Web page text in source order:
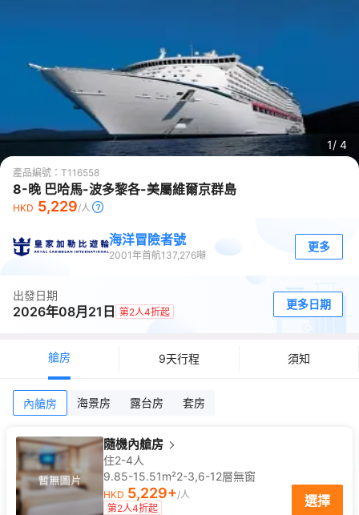
1/ 4
產品編號： T116558
8-晚 巴哈馬-波多黎各-美屬維爾京群島
HKD 5,229/人
海洋冒險者號
2001年首航137,276噸
更多
出發日期
2026年08月21日 第2人4折起
更多日期
艙房 9天行程 須知
內艙房 海景房 露台房 套房
隨機內艙房
住2-4人
9.85-15.51m²2-3,6-12層無窗
HKD 5,229+/人
第2人4折起
選擇